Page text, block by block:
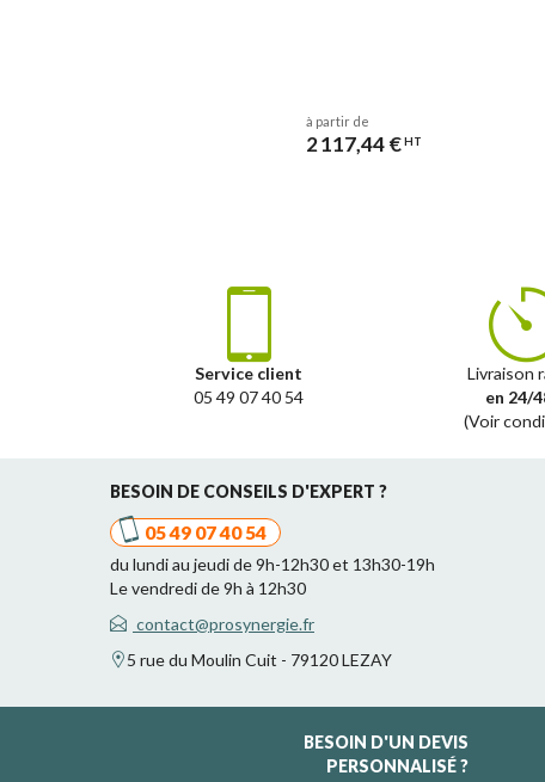
à partir de
2 117,44 €HT
Service client
05 49 07 40 54
Livraison
en 24/
(Voir
BESOIN DE CONSEILS D'EXPERT ?
05 49 07 40 54
du lundi au jeudi de 9h-12h30 et 13h30-19h
Le vendredi de 9h à 12h30
contact@prosynergie.fr
5 rue du Moulin Cuit - 79120 LEZAY
BESOIN D'UN DEVIS
PERSONNALISÉ ?